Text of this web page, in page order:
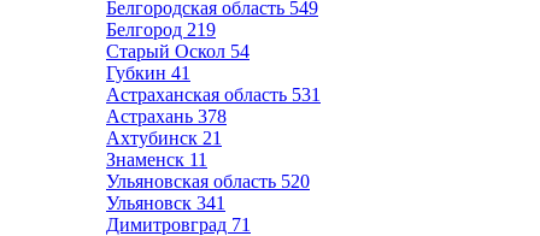
Белгородская область 549
Белгород 219
Старый Оскол 54
Губкин 41
Астраханская область 531
Астрахань 378
Ахтубинск 21
Знаменск 11
Ульяновская область 520
Ульяновск 341
Димитровград 71